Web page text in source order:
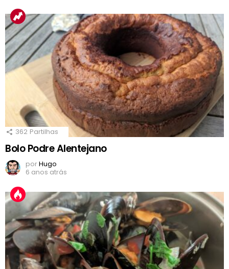
362 Partilhas
Bolo Podre Alentejano
porHugo
6 anos atrás